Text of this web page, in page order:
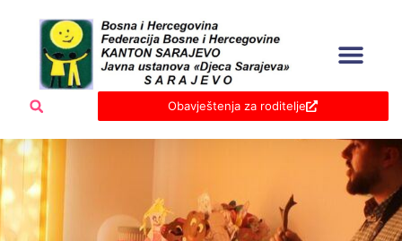
content
Obavještenja za roditelje